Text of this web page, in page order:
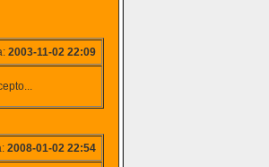
2003-11-02 22:09
2008-01-02 22:54